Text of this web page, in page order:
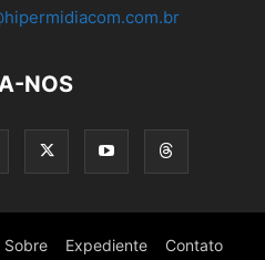
NOS
Sobre Expediente Contato